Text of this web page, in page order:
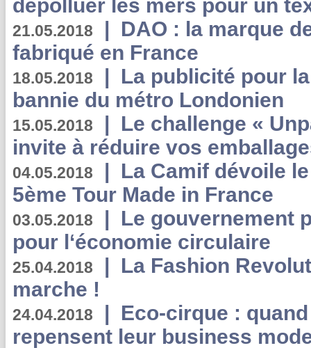
dépolluer les mers pour un
21.05.2018 | DAO : la marque
fabriqué en France
18.05.2018 | La publicité pour
bannie du métro Londonien
15.05.2018 | Le challenge «
invite à réduire vos
04.05.2018 | La Camif dévoile
5ème Tour Made in France
03.05.2018 | Le gouvernement
pour l‘économie circulaire
25.04.2018 | La Fashion
marche !
24.04.2018 | Eco-cirque :
repensent leur business